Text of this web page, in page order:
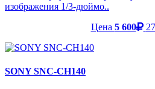
изображения 1/3-дюймо..
Цена 5 600
SONY SNC-CH140